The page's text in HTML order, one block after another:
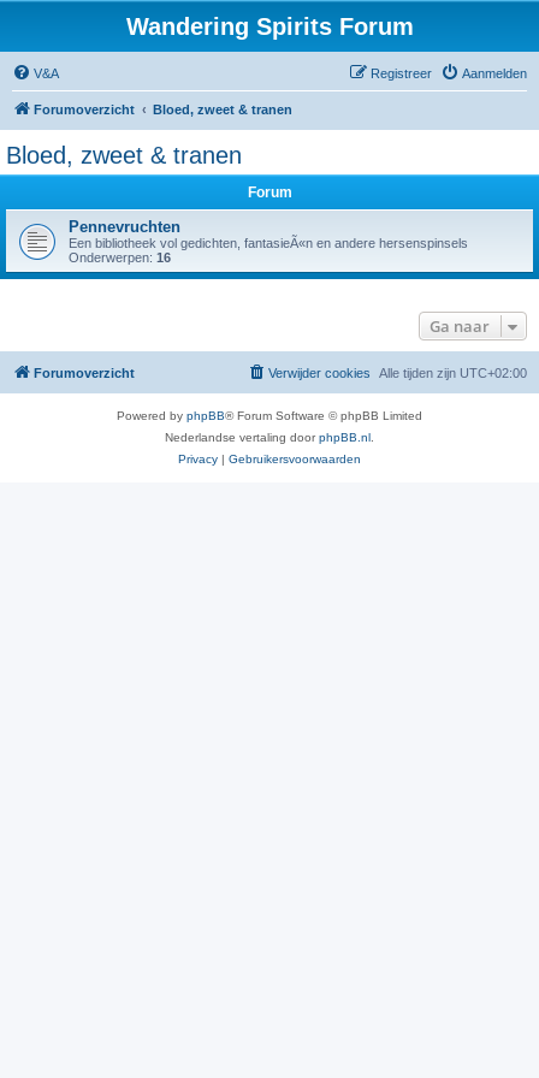
Wandering Spirits Forum
V&A Aanmelden
Registreer
Forumoverzicht Bloed, zweet & tranen
Bloed, zweet & tranen
Forum
Pennevruchten
Een bibliotheek vol gedichten, fantasieÃ«n en andere hersenspinsels
Onderwerpen: 16
Ga naar
Forumoverzicht Alle tijden zijn UTC+02:00
Verwijder cookies
Powered by phpBB® Forum Software © phpBB Limited
Nederlandse vertaling doorphpBB.nl
Privacy | Gebruikersvoorwaarden